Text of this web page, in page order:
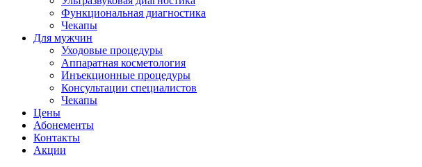
Функциональная диагностика
Чекапы
Для мужчин
Уходовые процедуры
Аппаратная косметология
Инъекционные процедуры
Консультации специалистов
Чекапы
Цены
Абонементы
Контакты
Акции